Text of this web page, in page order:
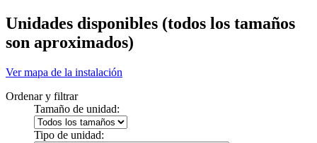
Unidades disponibles (todos los tamaños
son aproximados)
Ver mapa de la instalación
Ordenar y filtrar
Tamaño de unidad:
Tipo de unidad: